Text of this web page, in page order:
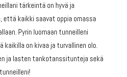
tärkeintä on hyvä ja
että kaikki saavat oppia omassa
Pyrin luomaan tunneilleni
on kivaa ja turvallinen olo.
ja lasten tankotanssitunteja sekä